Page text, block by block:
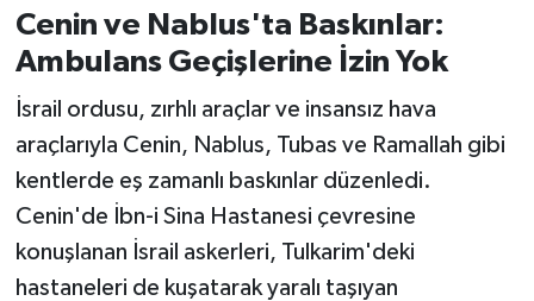
Cenin ve Nablus'ta Baskınlar:
Ambulans Geçişlerine İzin Yok
İsrail ordusu, zırhlı araçlar ve insansız hava
araçlarıyla Cenin, Nablus, Tubas ve Ramallah gibi
kentlerde eş zamanlı baskınlar düzenledi.
Cenin'de İbn-i Sina Hastanesi çevresine
konuşlanan İsrail askerleri, Tulkarim'deki
hastaneleri de kuşatarak yaralı taşıyan